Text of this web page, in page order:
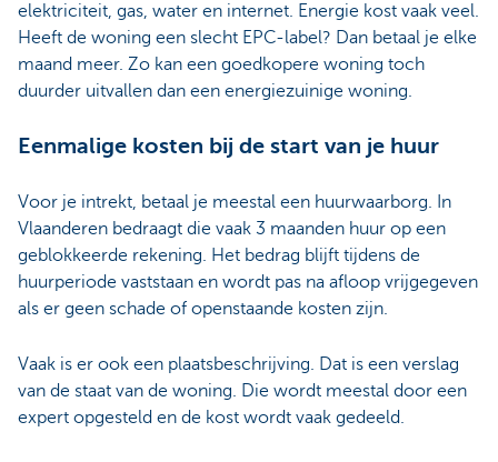
elektriciteit, gas, water en internet. Energie kost vaak veel.
Heeft de woning een slecht EPC-label? Dan betaal je elke
maand meer. Zo kan een goedkopere woning toch
duurder uitvallen dan een energiezuinige woning.
Eenmalige kosten bij de start van je huur
Voor je intrekt, betaal je meestal een huurwaarborg. In
Vlaanderen bedraagt die vaak 3 maanden huur op een
geblokkeerde rekening. Het bedrag blijft tijdens de
huurperiode vaststaan en wordt pas na afloop vrijgegeven
als er geen schade of openstaande kosten zijn.
Vaak is er ook een plaatsbeschrijving. Dat is een verslag
van de staat van de woning. Die wordt meestal door een
expert opgesteld en de kost wordt vaak gedeeld.